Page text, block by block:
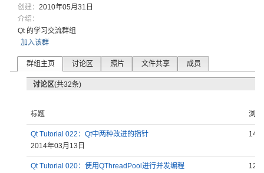
创建： 2010年05月31日
介绍：
Qt 的学习交流群组
加入该群
群组主页 讨论区 照片 文件共享 成员
讨论区(共32条)
标题 浏览
Qt Tutorial 022：Qt中两种改进的指针
2014年03月13日
Qt Tutorial 020：使用QThreadPool进行并发编程